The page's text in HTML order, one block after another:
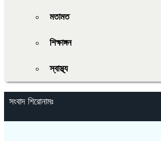
মতামত
শিক্ষাঙ্গন
স্বাস্থ্য
সংবাদ শিরোনামঃ